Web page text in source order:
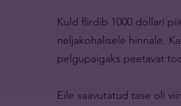
Kuld flirdib 1000 dollari
neljakohalisele hinnale.
pelgupaigaks peetavat
Eile saavutatud tase oli